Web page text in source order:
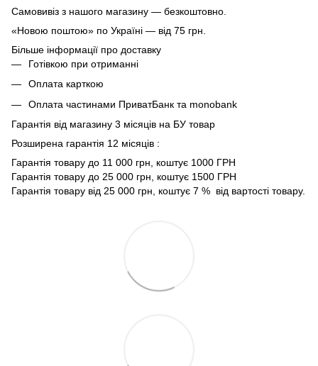
Самовивіз з нашого магазину — безкоштовно.
«Новою поштою» по Україні — від 75 грн.
Більше інформації про доставку
Готівкою при отриманні
Оплата карткою
Оплата частинами ПриватБанк та monobank
Гарантія від магазину 3 місяців на БУ товар
Розширена гарантія 12 місяців :
Гарантія товару до 11 000 грн, коштує 1000 ГРН
Гарантія товару до 25 000 грн, коштує 1500 ГРН
Гарантія товару від 25 000 грн, коштує 7 % від вартості товару.